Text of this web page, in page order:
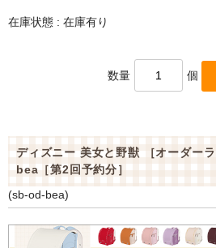
在庫状態 : 在庫有り
数量 個
ディズニー 美女と野獣 ［オーダー
bea［第2回予約分］
(sb-od-bea)